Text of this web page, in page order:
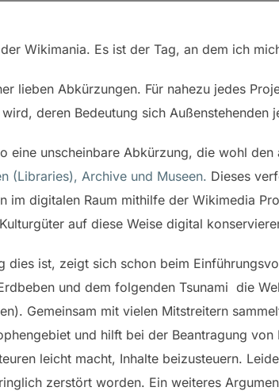
Wikimania. Es ist der Tag, an dem ich
lieben Abkürzungen. Für nahezu jedes
deren Bedeutung sich Außenstehenden
eine unscheinbare Abkürzung, die wohl
(Libraries), Archive und Museen. Dieses
im digitalen Raum mithilfe der Wikimedia
auf diese Weise digital
dies ist, zeigt sich schon beim
und dem folgenden Tsunami die
Gemeinsam mit vielen Mitstreitern
und hilft bei der Beantragung
leicht macht, Inhalte beizusteuern.
zerstört worden. Ein weiteres